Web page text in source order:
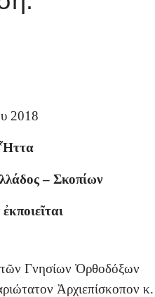
2018
– Σκοπίων
Γνησίων Ὀρθοδόξων
Ἀρχιεπίσκοπον κ.